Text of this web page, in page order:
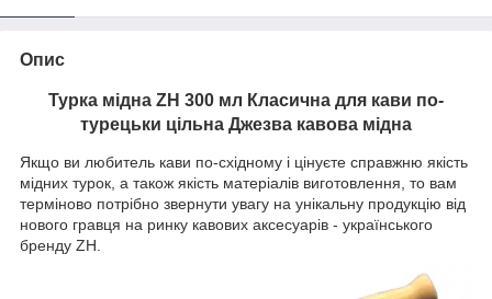
Опис
Турка мідна ZH 300 мл Класична для кави по-
турецьки цільна Джезва кавова мідна
Якщо ви любитель кави по-східному і цінуєте справжню якість
мідних турок, а також якість матеріалів виготовлення, то вам
терміново потрібно звернути увагу на унікальну продукцію від
нового гравця на ринку кавових аксесуарів - українського
бренду ZH.